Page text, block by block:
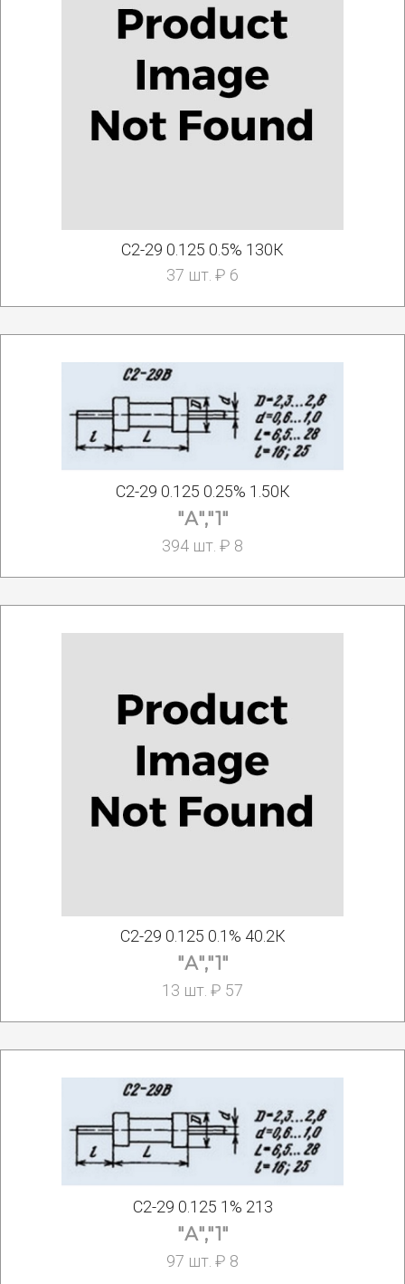
С2-29 0.125 0.5% 130К
37 шт. ₽ 6
С2-29 0.125 0.25% 1.50К
"А","1"
394 шт. ₽ 8
С2-29 0.125 0.1% 40.2К
"А","1"
13 шт. ₽ 57
С2-29 0.125 1% 213
"А","1"
97 шт. ₽ 8